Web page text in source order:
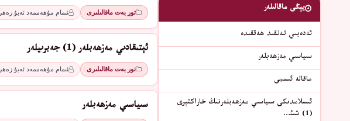
تور بەت ماقالىلىرى ئىمام مۇھەممەد ئەبۇ
ئېتىقادىي مەزھەبلەر (1) جەبرىيلەر
تور بەت ماقالىلىرى ئىمام مۇھەممەد ئەبۇ
سىياسىي مەزھەبلەر
يېڭى ماقالىلەر
ئەدەبىي تەنقىد ھەققىدە
سىياسىي مەزھەبلەر
ماقالە ئىسمى
ئىسلامدىكى سىياسىي مەزھەبلەرنىڭ خاراكتېرى
(1) شىئ…